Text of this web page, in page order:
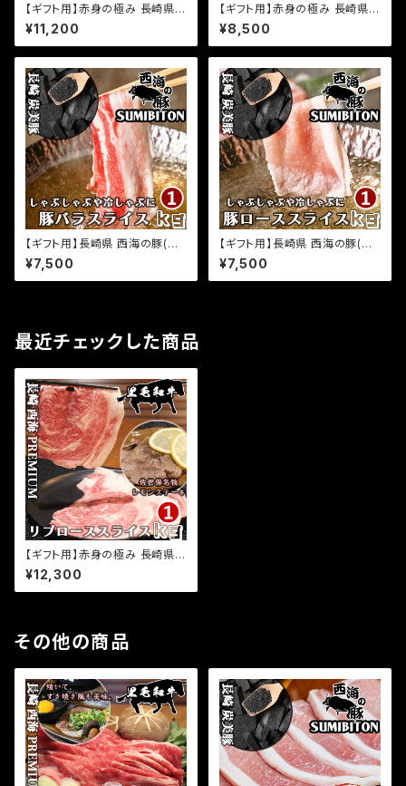
【ギフト用】赤身の極み 長崎県
プレミアム経産牛 黒毛和牛 赤
身 サーロインステーキ 1kg(50
0g×2パック) サーロイン 和牛
取り寄せグルメ ふるさとの味
¥11,200
【ギフト用】赤身の極み 長崎県
プレミアム経産牛 黒毛和牛 切
り落とし 1kg(500g×2パック)
小分け 国産 牛肉 お取り寄せグ
¥8,500
【ギフト用】長崎県 西海の豚(炭
美豚) プレミアムポーク 西海の
豚 しゃぶしゃぶ用バラ肉 1kg(5
00g×2パック) 国産豚 ブランド
るさとの味
¥7,500
【ギフト用】長崎県 西海の豚(炭
美豚) プレミアムポーク しゃぶし
ゃぶ用ロース肉 1kg(500g×2
パック) 国産豚 ブランド豚 銘柄
¥7,500
最近チェックした商品
【ギフト用】赤身の極み 長崎県
プレミアム 経産牛 黒毛和牛 リ
ブローススライス 1kg(500g×2
パック) 小分け 国産 牛肉 サシ
¥12,300
その他の商品